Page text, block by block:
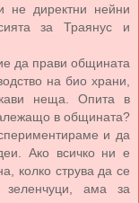
не директни нейни
за Траянус и
да прави общината
на био храни,
неща. Опита в
в общината?
и да
Ако всичко ни е
колко струва да се
зеленчуци, ама за